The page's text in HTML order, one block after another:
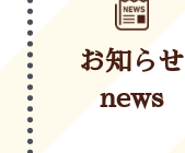
お知らせ
news